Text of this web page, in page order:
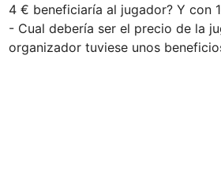
4 € beneficiaría al jugador? Y con
- Cual debería ser el precio de la
organizador tuviese unos